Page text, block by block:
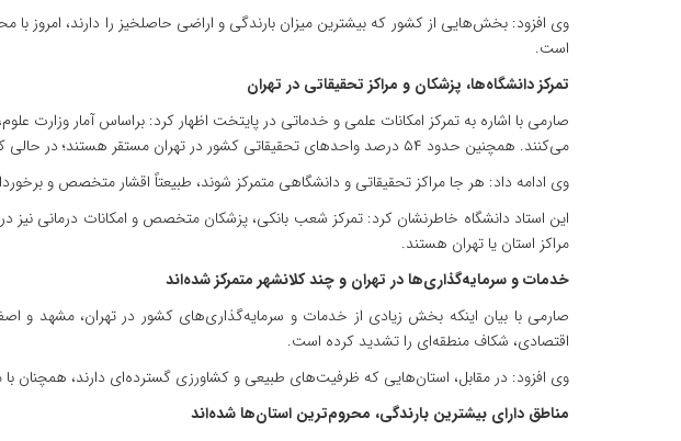
وی افزود: بخش‌هایی از کشور که بیشترین میزان بارندگی و اراضی حاصلخیز را دارند، امروز
است.
تمرکز دانشگاه‌ها، پزشکان و مراکز تحقیقاتی در تهران
می‌کنند. همچنین حدود ۵۴ درصد واحدهای تحقیقاتی کشور در تهران مستقر هستند؛ در حالی که جمعیت تهران تنها حدود ۱۰ درصد جمعیت کشور است.
وی ادامه داد: هر جا مراکز تحقیقاتی و دانشگاهی متمرکز شوند، طبیعتاً اقشار متخصص و
این استاد دانشگاه خاطرنشان کرد: تمرکز شعب بانکی، پزشکان متخصص و امکانات درمانی نیز
مراکز استان یا تهران هستند.
خدمات و سرمایه‌گذاری‌ها در تهران و چند کلانشهر متمرکز شده‌اند
اقتصادی، شکاف منطقه‌ای را تشدید کرده است.
وی افزود: در مقابل، استان‌هایی که ظرفیت‌های طبیعی و کشاورزی گسترده‌ای دارند، همچنان با
مناطق دارای بیشترین بارندگی، محروم‌ترین استان‌ها شده‌اند